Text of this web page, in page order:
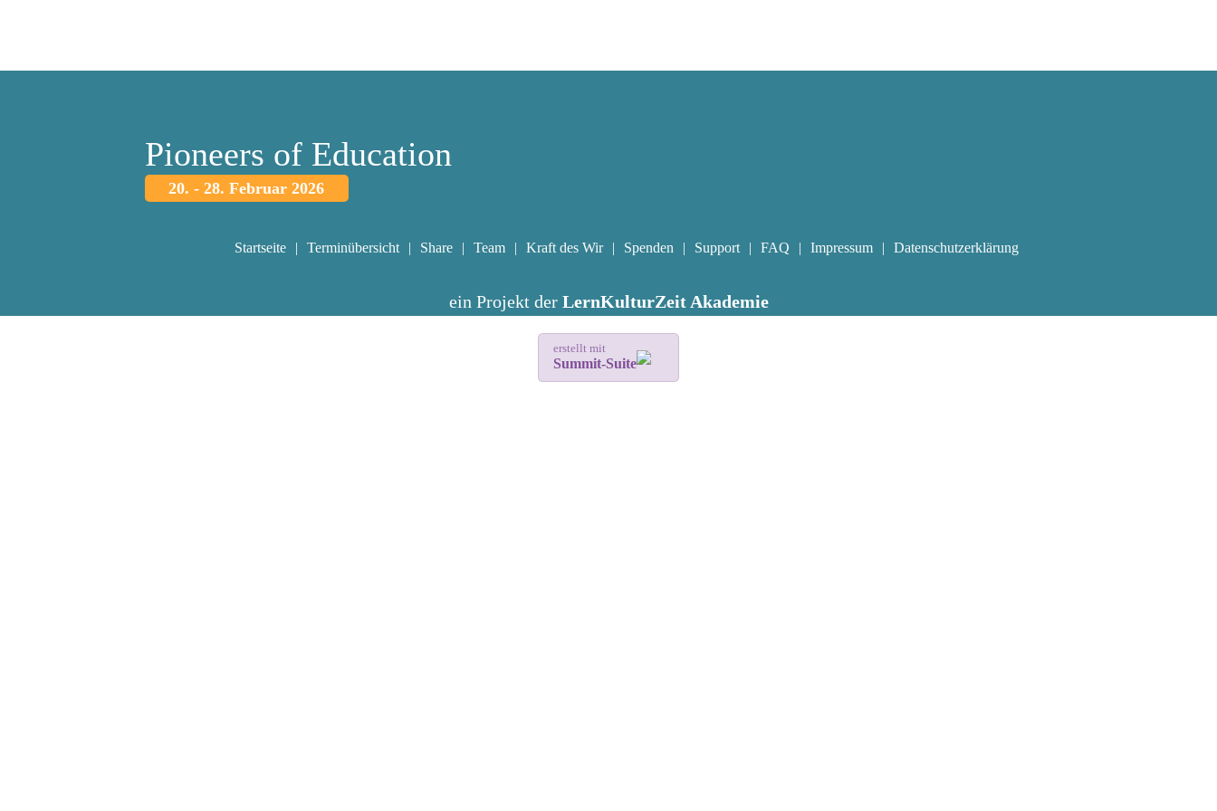
Pioneers of Education
20. - 28. Februar 2026
Startseite Terminübersicht Share Team Kraft des Wir Spenden Support FAQ Impressum Datenschutzerklärung
ein Projekt der LernKulturZeit Akademie
erstellt mit
Summit-Suite